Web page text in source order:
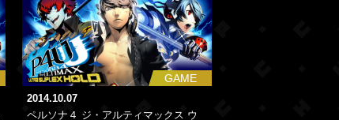
GAME
2014.10.07
ペルソナ４ ジ・アルティマックス ウ